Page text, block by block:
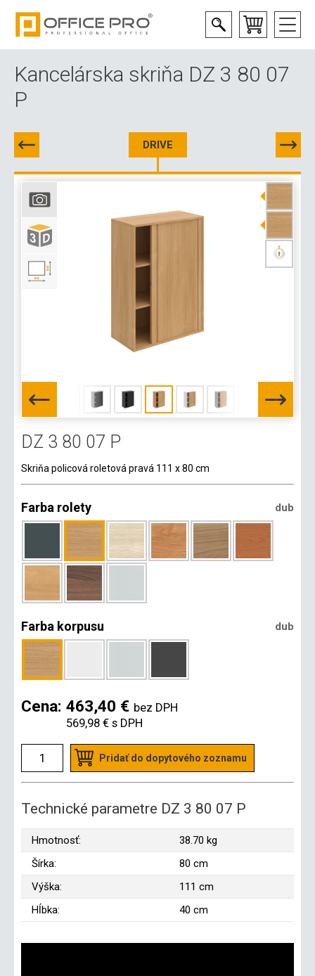
Kancelárska skriňa DZ 3 80 07
P
DRIVE
DZ 3 80 07 P
Skriňa policová roletová pravá 111 x 80 cm
Farba rolety dub
Farba korpusu dub
Cena: 463,40 € bez DPH
569,98 € s DPH
Pridať do dopytového zoznamu
Technické parametre DZ 3 80 07 P
Hmotnosť:
38.70 kg
Šírka:
80 cm
Výška:
111 cm
Hĺbka:
40 cm